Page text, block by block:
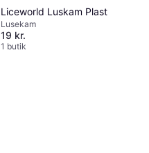
Liceworld Luskam Plast
Lusekam
19 kr.
1 butik